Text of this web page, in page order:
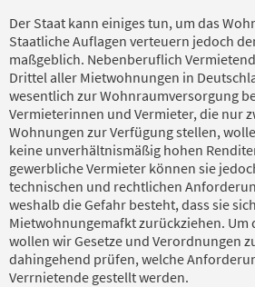
Der Staat kann einiges tun, um das
Staatliche Auflagen verteuern jedoch
maßgeblich. Nebenberuflich
Drittel aller Mietwohnungen in
wesentlich zur Wohnraumversorgung
Vermieterinnen und Vermieter, die nur
Wohnungen zur Verfügung stellen,
keine unverhältnismäßig hohen
gewerbliche Vermieter können sie
technischen und rechtlichen
weshalb die Gefahr besteht, dass sie
Mietwohnungemafkt zurückziehen. Um
wollen wir Gesetze und Verordnungen
dahingehend prüfen, welche
Verrnietende gestellt werden.